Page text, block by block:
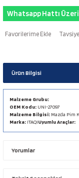
Whatsapp Hattı
Ürün Bilgisi
Malzeme Grubu:
OEM Kodu: UNI-27097
Malzeme Bilgisi: Mazda Pim
Marka: ITAQIUyumlu Araçlar:
Yorumlar